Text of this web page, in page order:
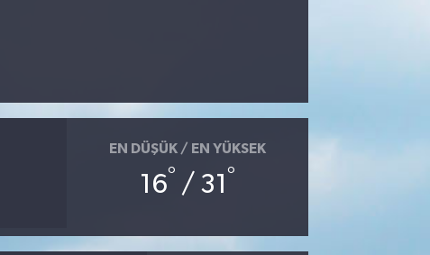
EN DÜŞÜK / EN YÜKSEK
16° / 31 °